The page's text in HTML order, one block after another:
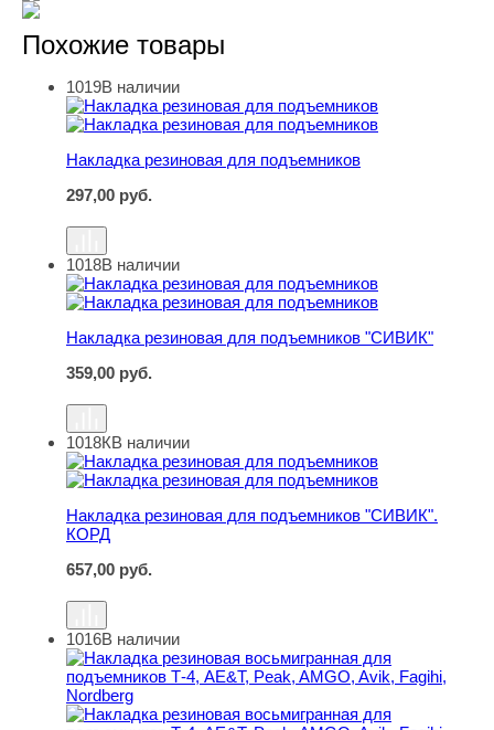
Похожие товары
Накладка резиновая для подъемников
1019В наличии
Накладка резиновая для подъемников
297,00 руб.
Накладка резиновая для подъемников "СИВИК"
1018В наличии
Накладка резиновая для подъемников "СИВИК"
359,00 руб.
Накладка резиновая для подъемников "СИВИК". КОРД
1018КВ наличии
Накладка резиновая для подъемников "СИВИК".
КОРД
657,00 руб.
Накладка резиновая восьмигранная для подъемников
1016В наличии